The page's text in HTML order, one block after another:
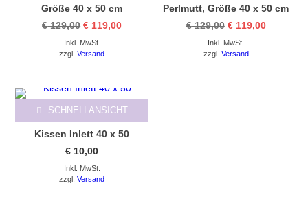
Größe 40 x 50 cm
€129,00 Ursprünglicher
war:
€ 129,00
€ 119,00Aktueller
Inkl. MwSt.
zzgl.Versand
Perlmutt, Größe 40 x 50 cm
€129,00 Ursprünglicher
war:
€ 129,00
€119,00Aktueller
Inkl. MwSt.
zzgl. Versand
SCHNELLANSICHT
Kissen Inlett 40 x 50
€ 10,00
Inkl. MwSt.
zzgl.Versand